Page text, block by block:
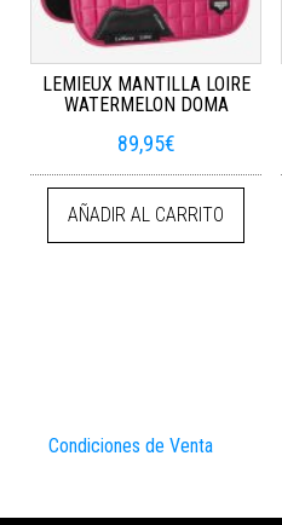
LEMIEUX MANTILLA LOIRE
WATERMELON DOMA
89,95€
AÑADIR AL CARRITO
Condiciones de Venta